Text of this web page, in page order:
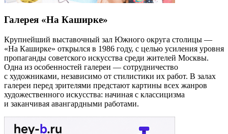
Галерея «На Каширке»
Крупнейший выставочный зал Южного округа столицы —
«На Каширке» открылся в 1986 году, с целью усиления уровня
пропаганды советского искусства среди жителей Москвы.
Одна из особенностей галереи — сотрудничество
с художниками, независимо от стилистики их работ. В залах
галереи перед зрителями предстают картины всех жанров
художественного искусства: начиная с классицизма
и заканчивая авангардными работами.